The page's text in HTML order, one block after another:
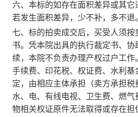
六、本标的如存在面积差异或其
若发生面积差异，少不补，多不退
七、标的拍卖成交后，买受人须
书。凭本院出具的执行裁定书、
续，本院不负责办理产权过户工
手续费、印花税、权证费、水利
定，由相应主体承担（卖方承担
水、电、有线电视、卫生费、燃
物相关权证原件无法取得或存在